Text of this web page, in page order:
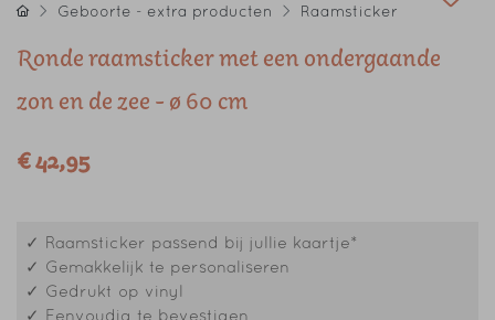
Geboorte - extra producten Raamsticker
Ronde raamsticker met een ondergaande
zon en de zee - ø 60 cm
€ 42,95
✓ Raamsticker passend bij jullie kaartje*
✓ Gemakkelijk te personaliseren
✓ Gedrukt op vinyl
✓ Eenvoudig te bevestigen